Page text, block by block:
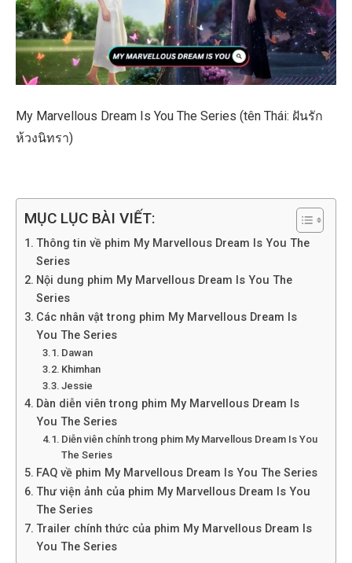
My Marvellous Dream Is You The Series (tên Thái: ฝันรัก
ห้วงนิทรา)
MỤC LỤC BÀI VIẾT:
Thông tin về phim My Marvellous Dream Is You The
Series
Nội dung phim My Marvellous Dream Is You The
Series
Các nhân vật trong phim My Marvellous Dream Is
You The Series
Dawan
Khimhan
Jessie
Dàn diễn viên trong phim My Marvellous Dream Is
You The Series
Diễn viên chính trong phim My Marvellous Dream Is You
The Series
FAQ về phim My Marvellous Dream Is You The Series
Thư viện ảnh của phim My Marvellous Dream Is You
The Series
Trailer chính thức của phim My Marvellous Dream Is
You The Series